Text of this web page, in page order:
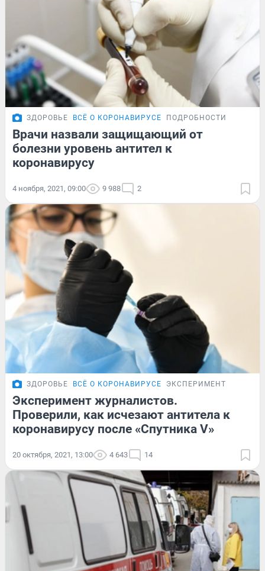
ЗДОРОВЬЕ ВСЁ О КОРОНАВИРУСЕ ПОДРОБНОСТИ
Врачи назвали защищающий от
болезни уровень антител к
коронавирусу
4 ноября, 2021, 09:00 9 988 2
ЗДОРОВЬЕ ВСЁ О КОРОНАВИРУСЕ ЭКСПЕРИМЕНТ
Эксперимент журналистов.
Проверили, как исчезают антитела к
коронавирусу после «Спутника V»
20 октября, 2021, 13:00 4 643 14